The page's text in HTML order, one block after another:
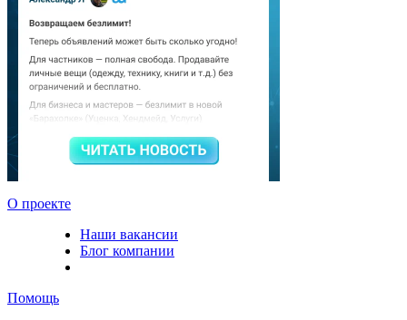
О проекте
Наши вакансии
Блог компании
Помощь